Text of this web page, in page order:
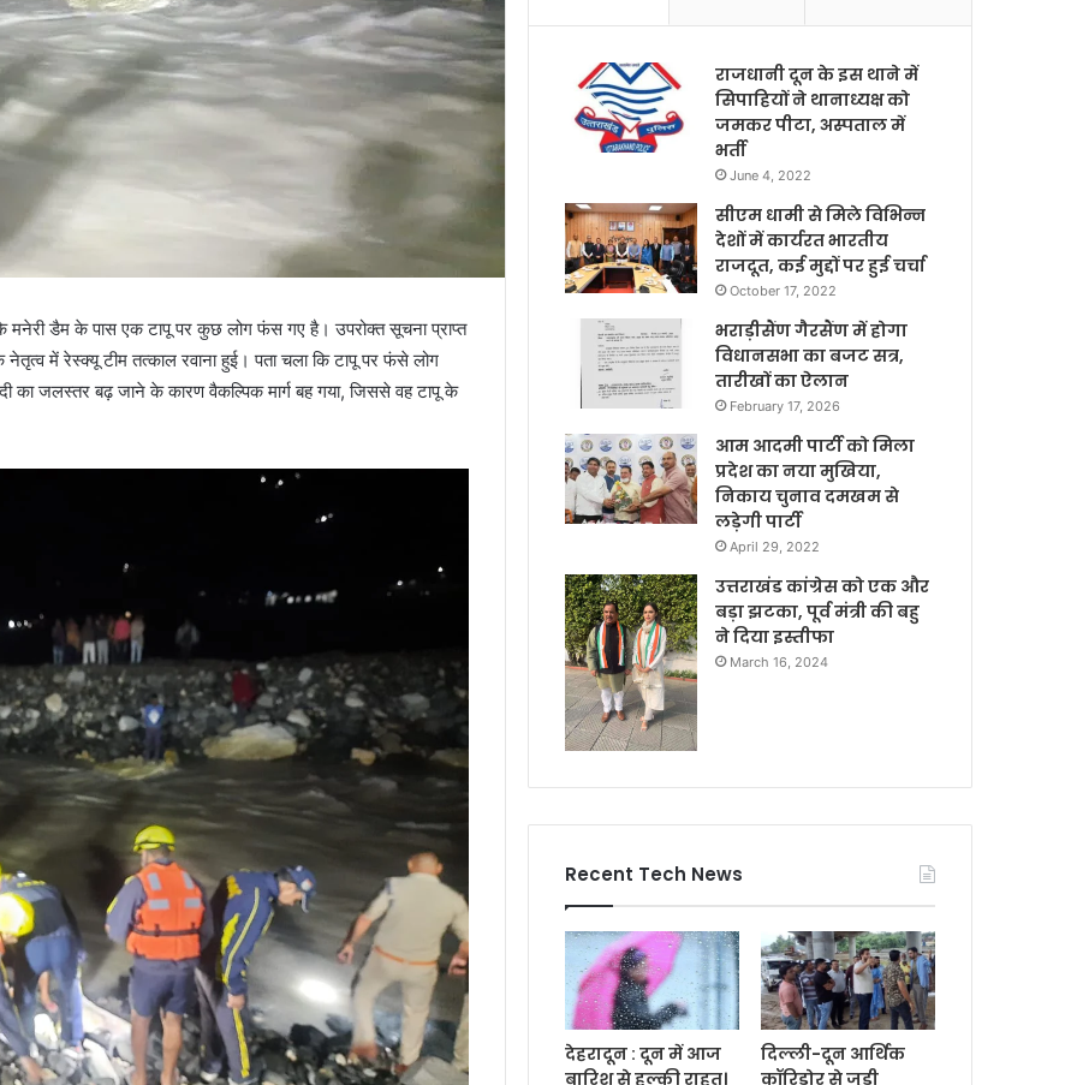
मनेरी डैम के पास एक टापू पर कुछ लोग फंस गए है। उपरोक्त सूचना प्राप्त
में रेस्क्यू टीम तत्काल रवाना हुई। पता चला कि टापू पर फंसे लोग
का जलस्तर बढ़ जाने के कारण वैकल्पिक मार्ग बह गया, जिससे वह टापू के
राजधानी दून के इस थाने में
सिपाहियों ने थानाध्यक्ष को
जमकर पीटा, अस्पताल में
भर्ती
June 4, 2022
सीएम धामी से मिले विभिन्न
देशों में कार्यरत भारतीय
राजदूत, कई मुद्दों पर हुई चर्चा
October 17, 2022
भराड़ीसैंण गैरसैंण में होगा
विधानसभा का बजट सत्र,
तारीखों का ऐलान
February 17, 2026
आम आदमी पार्टी को मिला
प्रदेश का नया मुखिया,
निकाय चुनाव दमखम से
लड़ेगी पार्टी
April 29, 2022
उत्तराखंड कांग्रेस को एक और
बड़ा झटका, पूर्व मंत्री की बहु
ने दिया इस्तीफा
March 16, 2024
Recent Tech News
देहरादून : दून में आज
बारिश से हल्की राहत।
दिल्ली-दून आर्थिक
कॉरिडोर से जुड़ी